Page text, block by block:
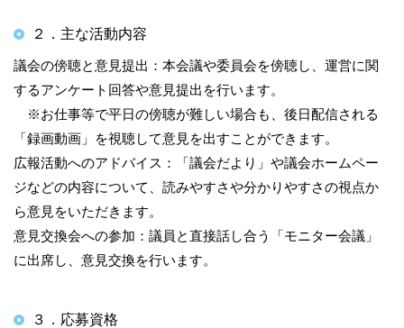
２．主な活動内容
議会の傍聴と意見提出：本会議や委員会を傍聴し、運営に関
するアンケート回答や意見提出を行います。
※お仕事等で平日の傍聴が難しい場合も、後日配信される
「録画動画」を視聴して意見を出すことができます。
広報活動へのアドバイス：「議会だより」や議会ホームペー
ジなどの内容について、読みやすさや分かりやすさの視点か
ら意見をいただきます。
意見交換会への参加：議員と直接話し合う「モニター会議」
に出席し、意見交換を行います。
３．応募資格